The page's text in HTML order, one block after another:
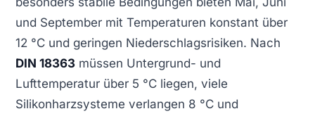
und September mit Temperaturen konstant über
12 °C und geringen Niederschlagsrisiken. Nach
DIN 18363 müssen Untergrund- und
Lufttemperatur über 5 °C liegen, viele
Silikonharzsysteme verlangen 8 °C und